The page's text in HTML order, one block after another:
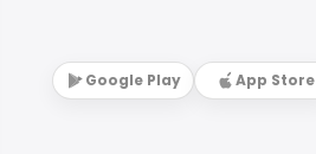
Google Play App Store